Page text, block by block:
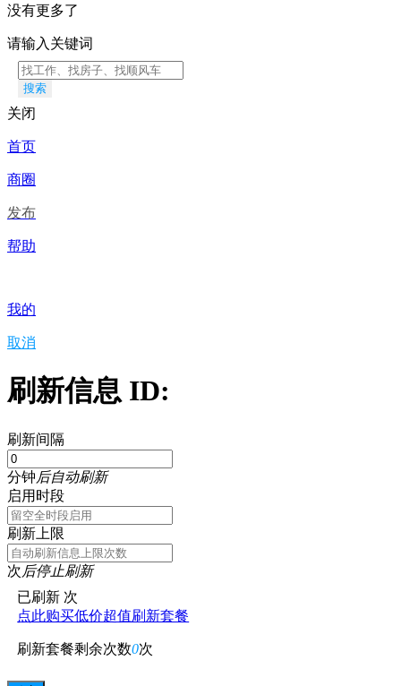
没有更多了
请输入关键词
搜索
关闭
首页
商圈
发布
帮助
我的
取消
刷新信息 ID:
刷新间隔
分钟后自动刷新
启用时段
刷新上限
次后停止刷新
已刷新 次
点此购买低价超值刷新套餐
刷新套餐剩余次数0次